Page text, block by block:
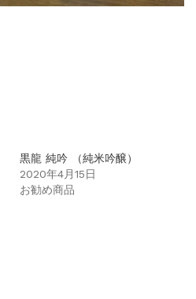
黒龍 純吟 （純米吟醸）
2020年4月15日
お勧め商品